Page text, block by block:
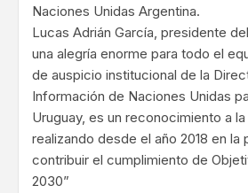
Naciones Unidas Argentina.
Lucas Adrián García, presidente
una alegría enorme para todo el
de auspicio institucional de la
Información de Naciones Unidas
Uruguay, es un reconocimiento a
realizando desde el año 2018 en la
contribuir el cumplimiento de
2030”